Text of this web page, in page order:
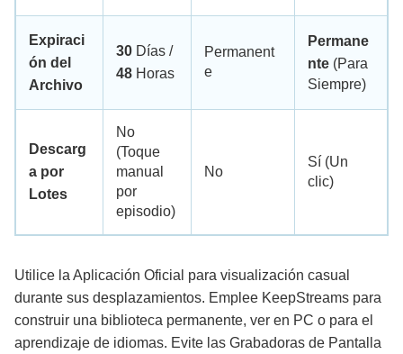
Expiraci
ón del
Archivo
30 Días /
48 Horas
Permanent
e
Permane
nte (Para
Siempre)
Descarg
a por
Lotes
No
(Toque
manual
por
episodio)
No
Sí (Un
clic)
Utilice la Aplicación Oficial para visualización casual
durante sus desplazamientos. Emplee KeepStreams para
construir una biblioteca permanente, ver en PC o para el
aprendizaje de idiomas. Evite las Grabadoras de Pantalla